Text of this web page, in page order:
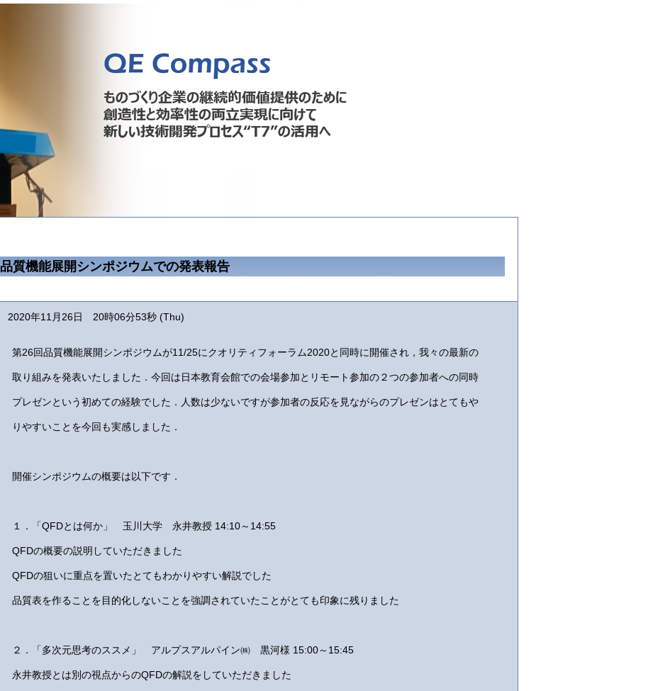
品質機能展開シンポジウムでの発表報告
2020年11月26日 20時06分53秒 (Thu)
第26回品質機能展開シンポジウムが11/25にクオリティフォーラム2020と同時に開催され，我々の最新の
取り組みを発表いたしました．今回は日本教育会館での会場参加とリモート参加の２つの参加者への同時
プレゼンという初めての経験でした．人数は少ないですが参加者の反応を見ながらのプレゼンはとてもや
りやすいことを今回も実感しました．
開催シンポジウムの概要は以下です．
１．「QFDとは何か」 玉川大学 永井教授 14:10～14:55
QFDの概要の説明していただきました
QFDの狙いに重点を置いたとてもわかりやすい解説でした
品質表を作ることを目的化しないことを強調されていたことがとても印象に残りました
２．「多次元思考のススメ」 アルプスアルパイン㈱ 黒河様 15:00～15:45
永井教授とは別の視点からのQFDの解説をしていただきました